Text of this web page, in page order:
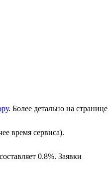
. Более детально на странице
время сервиса).
0.8%. Заявки